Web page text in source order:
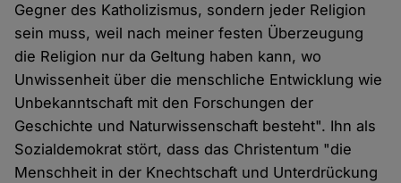
Gegner des Katholizismus, sondern jeder Religion
sein muss, weil nach meiner festen Überzeugung
die Religion nur da Geltung haben kann, wo
Unwissenheit über die menschliche Entwicklung wie
Unbekanntschaft mit den Forschungen der
Geschichte und Naturwissenschaft besteht". Ihn als
Sozialdemokrat stört, dass das Christentum "die
Menschheit in der Knechtschaft und Unterdrückung